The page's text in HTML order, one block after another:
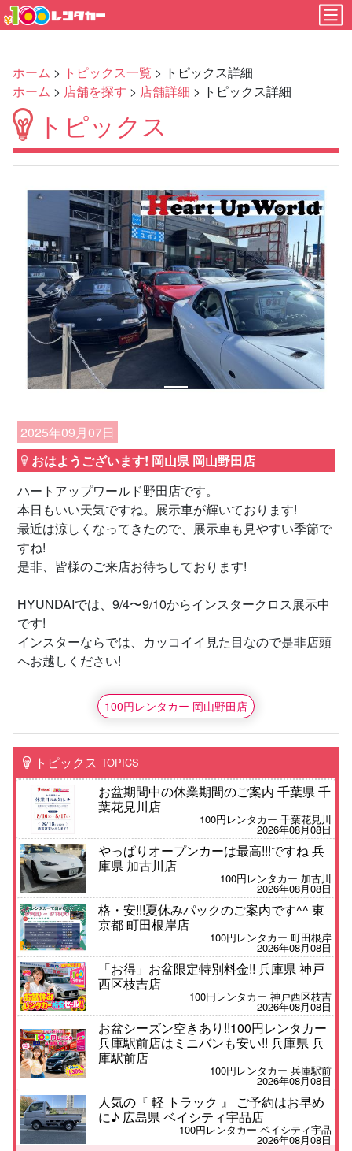
ホーム > トピックス一覧 > トピックス詳細
ホーム > 店舗を探す > 店舗詳細 > トピックス詳細
トピックス
Previous Next
2025年09月07日
おはようございます! 岡山県 岡山野田店
ハートアップワールド野田店です。
本日もいい天気ですね。展示車が輝いております!
最近は涼しくなってきたので、展示車も見やすい季節で
すね!
是非、皆様のご来店お待ちしております!
HYUNDAIでは、9/4〜9/10からインスタークロス展示中
です!
インスターならでは、カッコイイ見た目なので是非店頭
へお越しください!
100円レンタカー 岡山野田店
トピックス TOPICS
お盆期間中の休業期間のご案内 千葉県 千
葉花見川店
100円レンタカー 千葉花見川
2026年08月08日
やっぱりオープンカーは最高!!!ですね 兵
庫県 加古川店
100円レンタカー 加古川
2026年08月08日
格・安!!!夏休みパックのご案内です^^ 東
京都 町田根岸店
100円レンタカー 町田根岸
2026年08月08日
「お得」お盆限定特別料金!! 兵庫県 神戸
西区枝吉店
100円レンタカー 神戸西区枝吉
2026年08月08日
お盆シーズン空きあり!!100円レンタカー
兵庫駅前店はミニバンも安い!! 兵庫県 兵
庫駅前店
100円レンタカー 兵庫駅前
2026年08月08日
人気の『 軽 トラック 』 ご予約はお早め
に♪ 広島県 ベイシティ宇品店
100円レンタカー ベイシティ宇品
2026年08月08日